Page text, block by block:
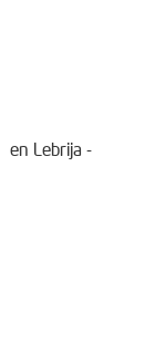
en Lebrija -